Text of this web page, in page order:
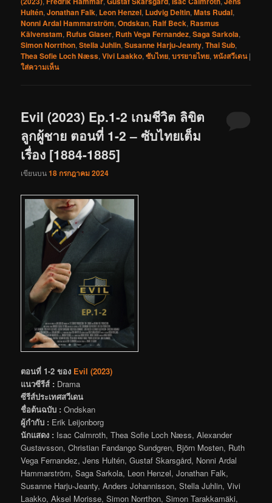
Hultén,Jonathan Falk, Leon Henzel, Ludvig Deltin,Mats Rudal,
Nonni Ardal Hammarström,Ondskan, Ralf Beck, Rasmus
Kälvenstam, Rufus Glaser, Ruth Vega Fernandez,Saga Sarkola,
Simon Norrthon,Stella Juhlin,Susanne Harju-Jeanty,Thai Sub,
Thea Sofie Loch Næss,Vivi Laakko,ซับไทย,บรรยายไทย,หนังสวีเดน |
ใส่ความเห็น
Evil (2023) Ep.1-2 เกมชีวิต ลิขิต
ลูกผู้ชาย ตอนที่ 1-2 – ซับไทยเต็ม
เรื่อง [1884-1885]
เขียนบน18 กรกฎาคม 2024
ตอนที่ 1-2 ของ Evil (2023)
แนวซีรีส์ : Drama
ซีรีส์ประเทศสวีเดน
ชื่อต้นฉบับ : Ondskan
ผู้กำกับ : Erik Leijonborg
นักแสดง : Isac Calmroth, Thea Sofie Loch Næss, Alexander
Gustavsson, Christian Fandango Sundgren, Björn Mosten, Ruth
Vega Fernandez, Jens Hultén, Gustaf Skarsgård, Nonni Ardal
Hammarström, Saga Sarkola, Leon Henzel, Jonathan Falk,
Susanne Harju-Jeanty, Anders Johannisson, Stella Juhlin, Vivi
Laakko, Aksel Morisse, Simon Norrthon, Simon Tarakkamäki,